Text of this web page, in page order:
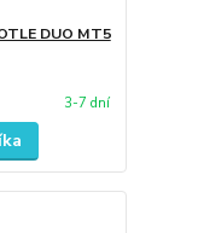
DUO MT5
3-7 dní